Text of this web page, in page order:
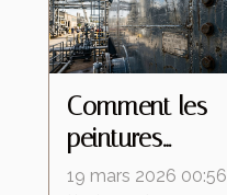
Comment les
peintures
industrielles
19 mars 2026 00:56